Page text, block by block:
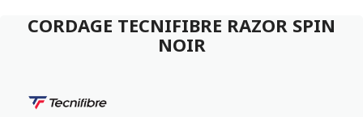
CORDAGE TECNIFIBRE RAZOR SPIN
NOIR